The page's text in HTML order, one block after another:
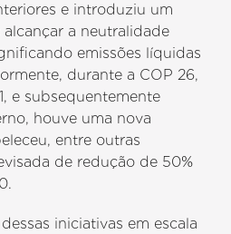
e introduziu um
a neutralidade
emissões líquidas
durante a COP 26,
e subsequentemente
houve uma nova
entre outras
de redução de 50%
iniciativas em escala